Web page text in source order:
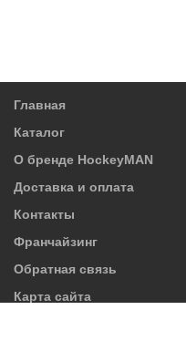
Главная
Каталог
О бренде HockeyMAN
Доставка и оплата
Контакты
Франчайзинг
Обратная связь
Карта сайта